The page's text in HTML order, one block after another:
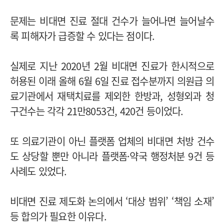
문제는 비대면 진료 절대 건수가 늘어나면 늘어날수
록 피해자가 급증할 수 있다는 점이다.
실제로 지난 2020년 2월 비대면 진료가 한시적으로
허용된 이래 올해 6월 6일 진료 접수분까지 의원급 의
료기관에서 재택치료를 제외한 한방과, 성형외과 청
구건수는 각각 21만8053건, 420건 등이었다.
또 의료기관이 아닌 플랫폼 업체의 비대면 처방 건수
도 상당할 뿐만 아니라 플랫폼·약국 행정처분 9건 등
사례도 있었다.
비대면 진료 제도화 논의에서 ‘대상 범위’ ‘책임 소재’
등 합의가 필요한 이유다.